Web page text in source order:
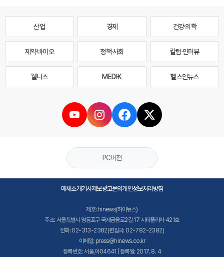
산업 경제 건강·의학
제약·바이오 정책·사회 칼럼·인터뷰
웰니스 MEDI·K 헬스인뉴스
PC버전
매체소개기사제보광고문의개인정보처리방침
제호: hinews(하이뉴스)
주소: 서울특별시 영등포구 국제금융로2길 17 시티플라자 421호
전화: 02-313-2382(편집국: 02-782-2382)
이메일: press@hinews.co.kr
등록번호: 서울,아04641 | 등록일: 2017. 8. 4